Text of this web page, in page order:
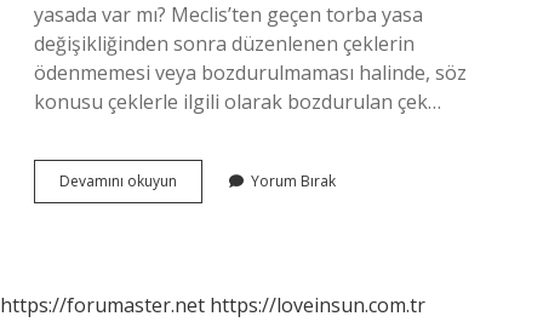
yasada var mı? Meclis’ten geçen torba yasa
değişikliğinden sonra düzenlenen çeklerin
ödenmemesi veya bozdurulmaması halinde, söz
konusu çeklerle ilgili olarak bozdurulan çek…
Devamını okuyun Karşılıksız
Çek
Yorum Bırak
https://forumaster.net https://loveinsun.com.tr